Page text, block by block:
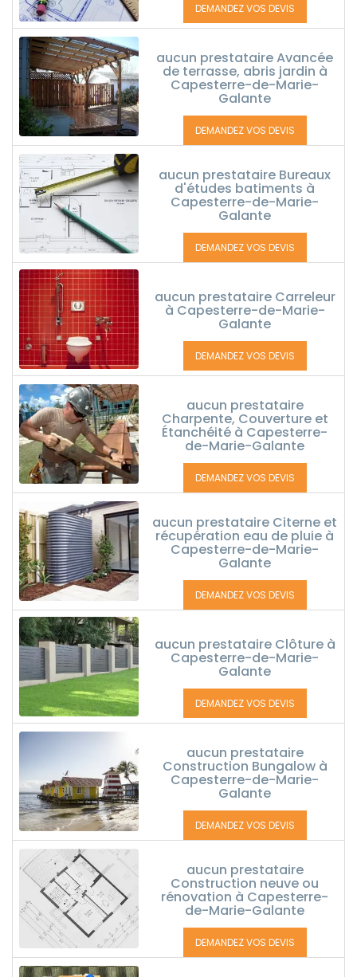
DEMANDEZ VOS DEVIS
aucun prestataire Avancée
de terrasse, abris jardin à
Capesterre-de-Marie-
Galante
DEMANDEZ VOS DEVIS
aucun prestataire Bureaux
d'études batiments à
Capesterre-de-Marie-
Galante
DEMANDEZ VOS DEVIS
aucun prestataire Carreleur
à Capesterre-de-Marie-
Galante
DEMANDEZ VOS DEVIS
aucun prestataire
Charpente, Couverture et
Étanchéité à Capesterre-
de-Marie-Galante
DEMANDEZ VOS DEVIS
aucun prestataire Citerne et
récupération eau de pluie à
Capesterre-de-Marie-
Galante
DEMANDEZ VOS DEVIS
aucun prestataire Clôture à
Capesterre-de-Marie-
Galante
DEMANDEZ VOS DEVIS
aucun prestataire
Construction Bungalow à
Capesterre-de-Marie-
Galante
DEMANDEZ VOS DEVIS
aucun prestataire
Construction neuve ou
rénovation à Capesterre-
de-Marie-Galante
DEMANDEZ VOS DEVIS